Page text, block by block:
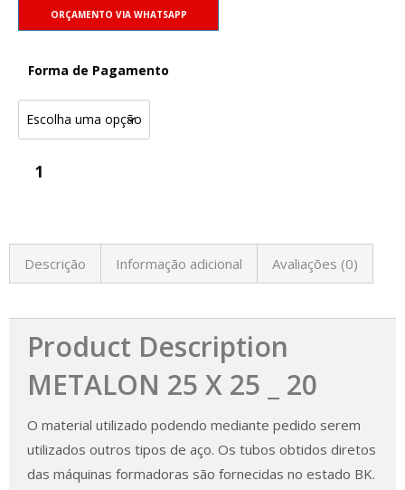
ORÇAMENTO VIA WHATSAPP
Forma de Pagamento
Descrição Informação adicional Avaliações (0)
Product Description
METALON 25 X 25 _ 20
O material utilizado podendo mediante pedido serem
utilizados outros tipos de aço. Os tubos obtidos diretos
das máquinas formadoras são fornecidas no estado BK.